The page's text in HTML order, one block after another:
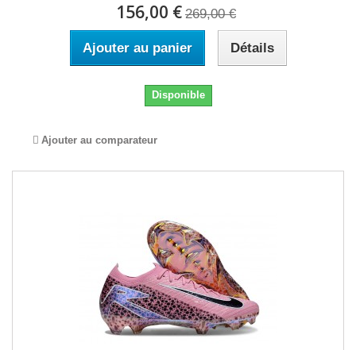
156,00 € 269,00 €
Ajouter au panier Détails
Disponible
Ajouter au comparateur